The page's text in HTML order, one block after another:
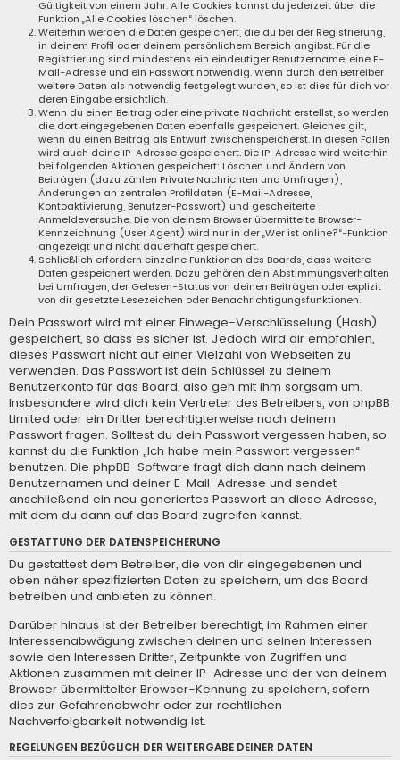
Gültigkeit von einem Jahr. Alle Cookies kannst du jederzeit über die
Funktion „Alle Cookies löschen“ löschen.
Weiterhin werden die Daten gespeichert, die du bei der Registrierung,
in deinem Profil oder deinem persönlichem Bereich angibst. Für die
Registrierung sind mindestens ein eindeutiger Benutzername, eine E-
Mail-Adresse und ein Passwort notwendig. Wenn durch den Betreiber
weitere Daten als notwendig festgelegt wurden, so ist dies für dich vor
deren Eingabe ersichtlich.
Wenn du einen Beitrag oder eine private Nachricht erstellst, so werden
die dort eingegebenen Daten ebenfalls gespeichert. Gleiches gilt,
wenn du einen Beitrag als Entwurf zwischenspeicherst. In diesen Fällen
wird auch deine IP-Adresse gespeichert. Die IP-Adresse wird weiterhin
bei folgenden Aktionen gespeichert: Löschen und Ändern von
Beiträgen (dazu zählen Private Nachrichten und Umfragen),
Änderungen an zentralen Profildaten (E-Mail-Adresse,
Kontoaktivierung, Benutzer-Passwort) und gescheiterte
Anmeldeversuche. Die von deinem Browser übermittelte Browser-
Kennzeichnung (User Agent) wird nur in der „Wer ist online?“-Funktion
angezeigt und nicht dauerhaft gespeichert.
Schließlich erfordern einzelne Funktionen des Boards, dass weitere
Daten gespeichert werden. Dazu gehören dein Abstimmungsverhalten
bei Umfragen, der Gelesen-Status von deinen Beiträgen oder explizit
von dir gesetzte Lesezeichen oder Benachrichtigungsfunktionen.
Dein Passwort wird mit einer Einwege-Verschlüsselung (Hash)
gespeichert, so dass es sicher ist. Jedoch wird dir empfohlen,
dieses Passwort nicht auf einer Vielzahl von Webseiten zu
verwenden. Das Passwort ist dein Schlüssel zu deinem
Benutzerkonto für das Board, also geh mit ihm sorgsam um.
Insbesondere wird dich kein Vertreter des Betreibers, von phpBB
Limited oder ein Dritter berechtigterweise nach deinem
Passwort fragen. Solltest du dein Passwort vergessen haben, so
kannst du die Funktion „Ich habe mein Passwort vergessen“
benutzen. Die phpBB-Software fragt dich dann nach deinem
Benutzernamen und deiner E-Mail-Adresse und sendet
anschließend ein neu generiertes Passwort an diese Adresse,
mit dem du dann auf das Board zugreifen kannst.
GESTATTUNG DER DATENSPEICHERUNG
Du gestattest dem Betreiber, die von dir eingegebenen und
oben näher spezifizierten Daten zu speichern, um das Board
betreiben und anbieten zu können.
Darüber hinaus ist der Betreiber berechtigt, im Rahmen einer
Interessenabwägung zwischen deinen und seinen Interessen
sowie den Interessen Dritter, Zeitpunkte von Zugriffen und
Aktionen zusammen mit deiner IP-Adresse und der von deinem
Browser übermittelter Browser-Kennung zu speichern, sofern
dies zur Gefahrenabwehr oder zur rechtlichen
Nachverfolgbarkeit notwendig ist.
REGELUNGEN BEZÜGLICH DER WEITERGABE DEINER DATEN